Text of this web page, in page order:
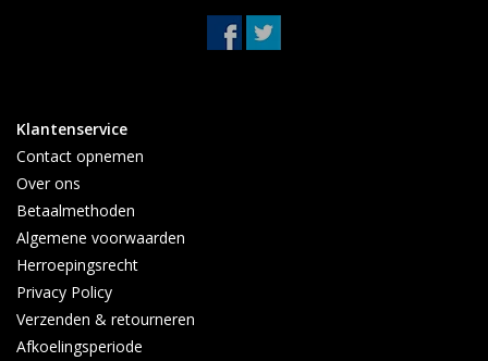
Klantenservice
Contact opnemen
Over ons
Betaalmethoden
Algemene voorwaarden
Herroepingsrecht
Privacy Policy
Verzenden & retourneren
Afkoelingsperiode